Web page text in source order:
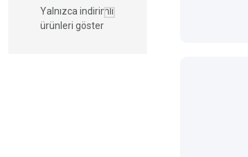
Yalnızca indirimli
ürünleri göster